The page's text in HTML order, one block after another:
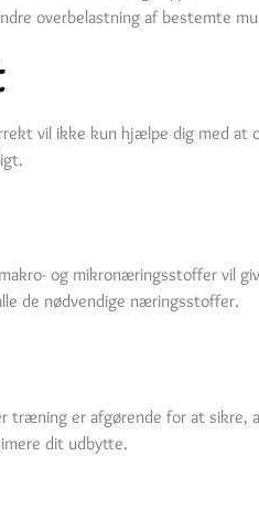
overbelastning af bestemte
vil ikke kun hjælpe dig med at
og mikronæringsstoffer vil
de nødvendige næringsstoffer.
er afgørende for at sikre,
dit udbytte.